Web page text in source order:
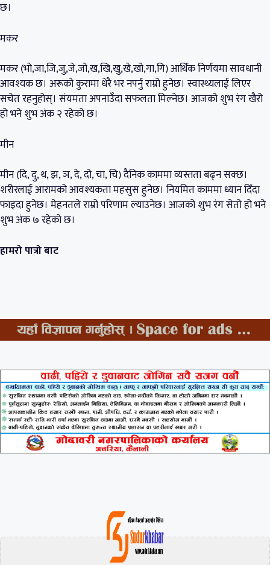
छ।
मकर
मकर (भो,जा,जि,जु,जे,जो,ख,खि,खु,खे,खो,गा,गि) आर्थिक निर्णयमा सावधानी
आवश्यक छ। अरूको कुरामा धेरै भर नपर्नु राम्रो हुनेछ। स्वास्थ्यलाई लिएर
सचेत रहनुहोस्। संयमता अपनाउँदा सफलता मिल्नेछ। आजको शुभ रंग खैरो
हो भने शुभ अंक २ रहेको छ।
मीन
मीन (दि, दु, थ, झ, ञ, दे, दो, चा, चि) दैनिक काममा व्यस्तता बढ्न सक्छ।
शरीरलाई आरामको आवश्यकता महसुस हुनेछ। नियमित काममा ध्यान दिँदा
फाइदा हुनेछ। मेहनतले राम्रो परिणाम ल्याउनेछ। आजको शुभ रंग सेतो हो भने
शुभ अंक ७ रहेको छ।
हामरो पात्रो बाट